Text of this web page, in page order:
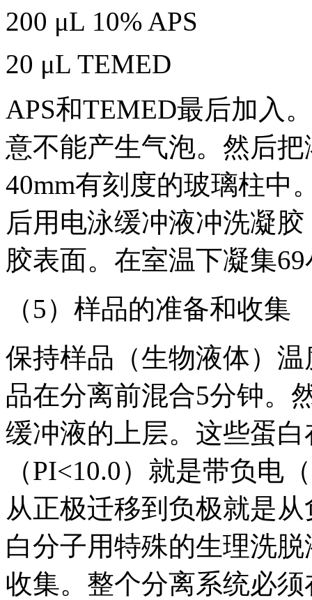
200 μL 10% APS
20 μL TEMED
APS和TEMED最后加入
意不能产生气泡。然后
40mm有刻度的玻璃柱中
后用电泳缓冲液冲洗凝
胶表面。在室温下凝集
（5）样品的准备和收集
保持样品（生物液体）
品在分离前混合5分钟。
缓冲液的上层。这些蛋
（PI<10.0）就是带负电
从正极迁移到负极就是
白分子用特殊的生理洗
收集。整个分离系统必